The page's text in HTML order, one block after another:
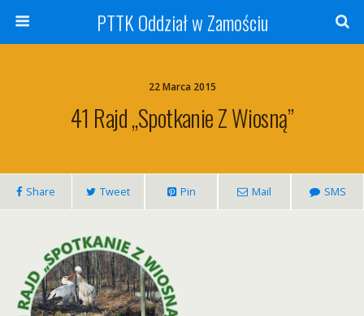
PTTK Oddział w Zamościu
22 Marca 2015
41 Rajd „Spotkanie Z Wiosną”
Share Tweet Pin Mail SMS